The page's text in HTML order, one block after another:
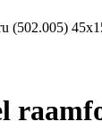
(502.005)